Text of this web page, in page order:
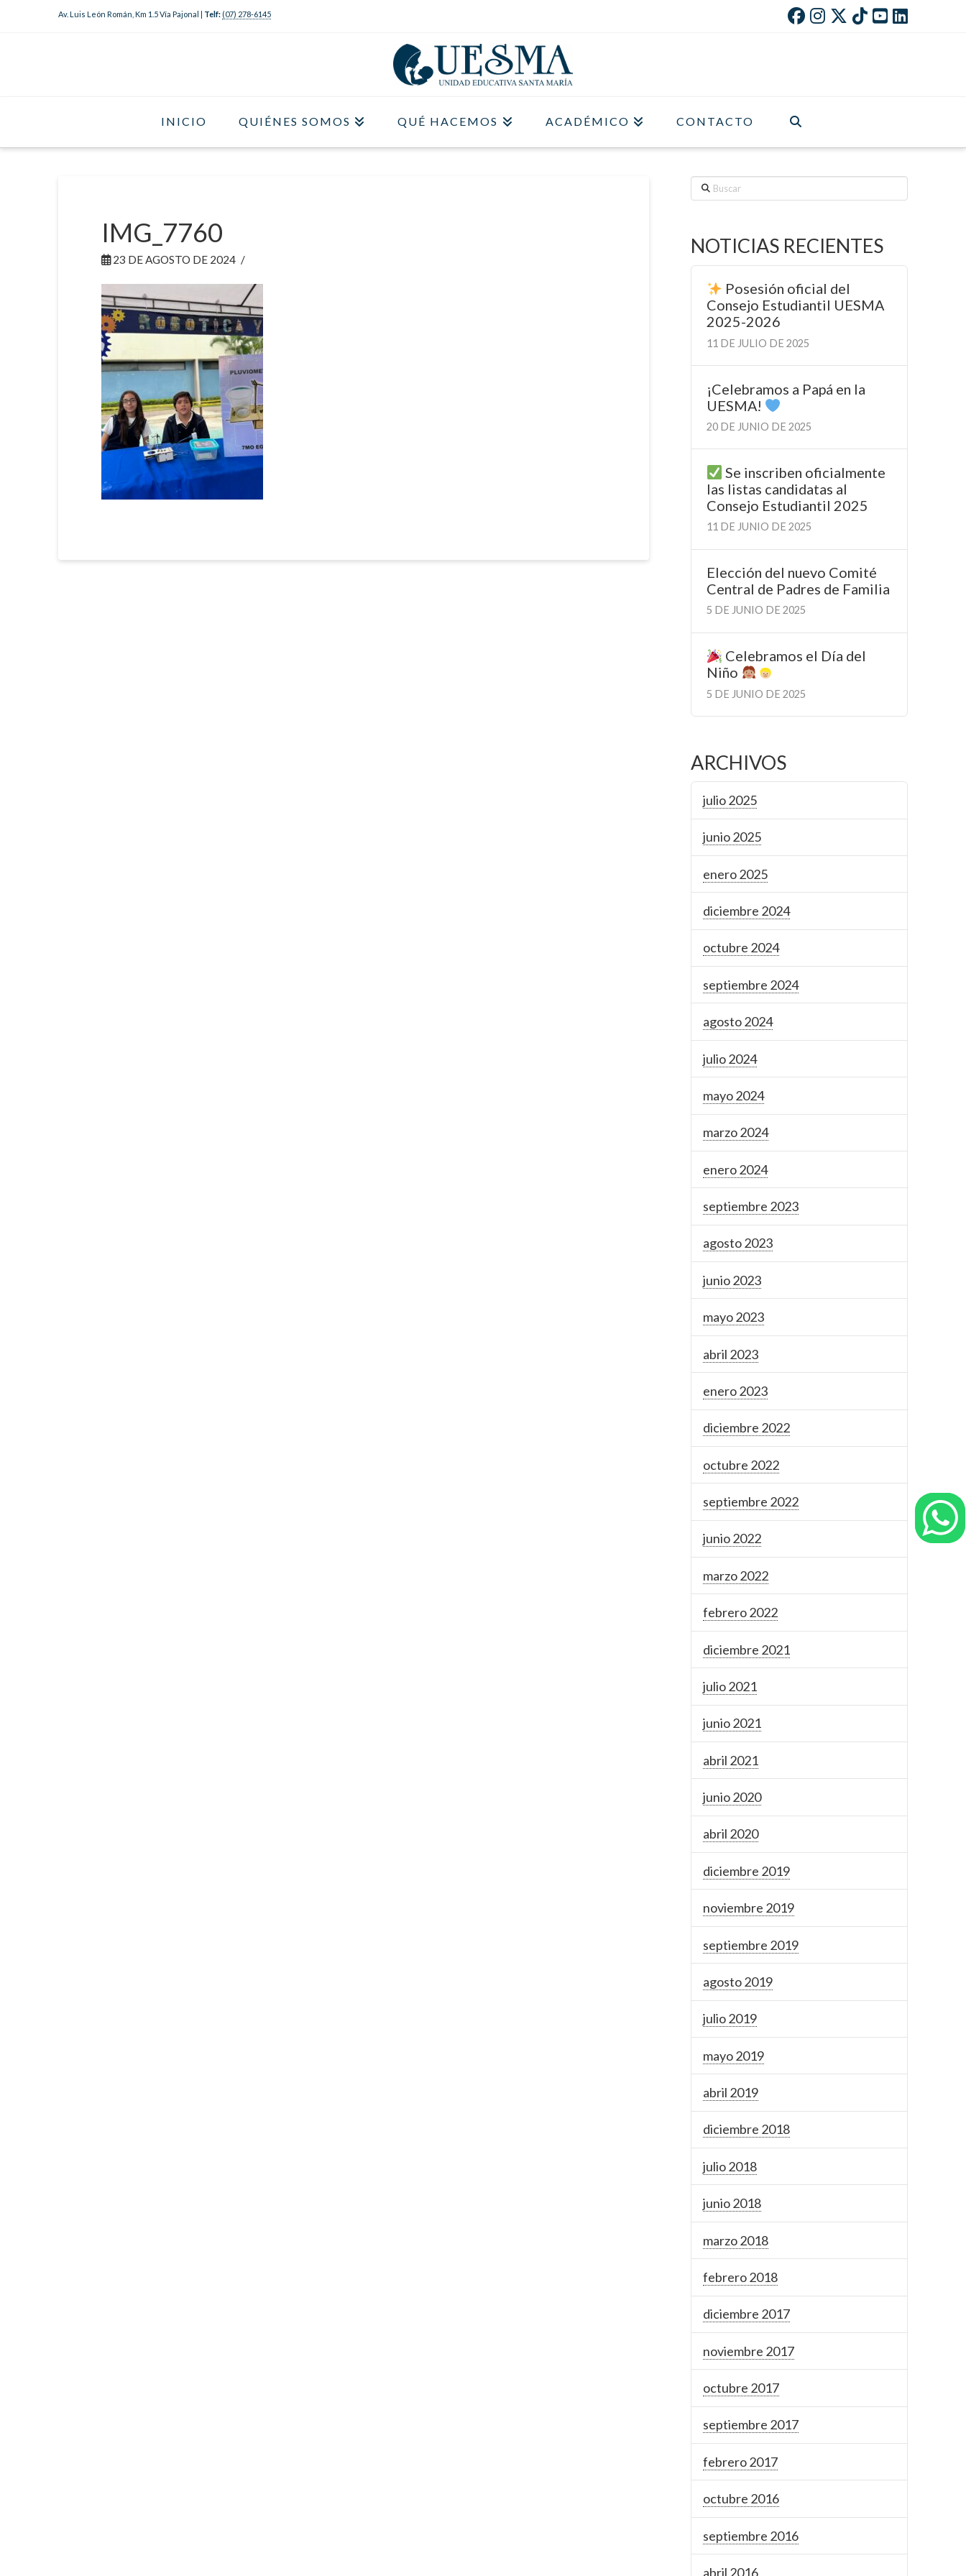
Av. Luis León Román, Km 1.5 Vía Pajonal | Telf: (07) 278-6145
INICIO QUIÉNES SOMOS QUÉ HACEMOS ACADÉMICO CONTACTO
IMG_7760
23 DE AGOSTO DE 2024
Buscar
NOTICIAS RECIENTES
Posesión oficial del
Consejo Estudiantil UESMA
2025-2026
11 DE JULIO DE 2025
¡Celebramos a Papá en la
UESMA!
20 DE JUNIO DE 2025
Se inscriben oficialmente
las listas candidatas al
Consejo Estudiantil 2025
11 DE JUNIO DE 2025
Elección del nuevo Comité
Central de Padres de Familia
5 DE JUNIO DE 2025
Celebramos el Día del
Niño
5 DE JUNIO DE 2025
ARCHIVOS
julio 2025
junio 2025
enero 2025
diciembre 2024
octubre 2024
septiembre 2024
agosto 2024
julio 2024
mayo 2024
marzo 2024
enero 2024
septiembre 2023
agosto 2023
junio 2023
mayo 2023
abril 2023
enero 2023
diciembre 2022
octubre 2022
septiembre 2022
junio 2022
marzo 2022
febrero 2022
diciembre 2021
julio 2021
junio 2021
abril 2021
junio 2020
abril 2020
diciembre 2019
noviembre 2019
septiembre 2019
agosto 2019
julio 2019
mayo 2019
abril 2019
diciembre 2018
julio 2018
junio 2018
marzo 2018
febrero 2018
diciembre 2017
noviembre 2017
octubre 2017
septiembre 2017
febrero 2017
octubre 2016
septiembre 2016
abril 2016